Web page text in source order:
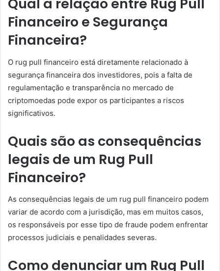
Qual a relação entre Rug Pull
Financeiro e Segurança
Financeira?
O rug pull financeiro está diretamente relacionado à
segurança financeira dos investidores, pois a falta de
regulamentação e transparência no mercado de
criptomoedas pode expor os participantes a riscos
significativos.
Quais são as consequências
legais de um Rug Pull
Financeiro?
As consequências legais de um rug pull financeiro podem
variar de acordo com a jurisdição, mas em muitos casos,
os responsáveis por esse tipo de fraude podem enfrentar
processos judiciais e penalidades severas.
Como denunciar um Rug Pull